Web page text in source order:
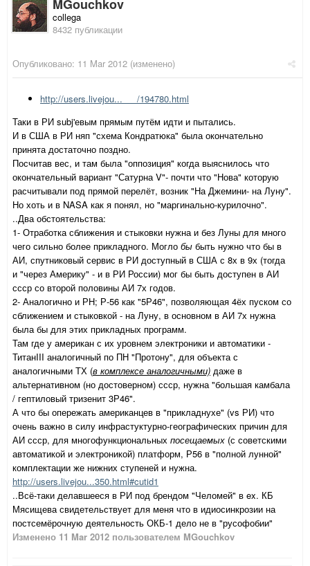
MGouchkov
collega
8432 публикации
Опубликовано: 11 Mar 2012 (изменено)
http://users.livejou...___/194780.html
Таки в РИ subj'евым прямым путём идти и пытались.
И в США в РИ няп "схема Кондратюка" была окончательно
принята достаточно поздно.
Посчитав вес, и там была "оппозиция" когда выяснилось что
окончательный вариант "Сатурна V"- почти что "Нова" которую
расчитывали под прямой перелёт, возник "На Джемини- на Луну".
Но хоть и в NASA как я понял, но "маргинально-курилочно".
..Два обстоятельства:
1- Отработка сближения и стыковки нужна и без Луны для много
чего сильно более прикладного. Могло бы быть нужно что бы в
АИ, спутниковый сервис в РИ доступный в США с 8х в 9х (тогда
и "через Америку" - и в РИ России) мог бы быть доступен в АИ
ссср со второй половины АИ 7х годов.
2- Аналогично и РН; Р-56 как "5Р46", позволяющая 4ёх пуском со
сближением и стыковкой - на Луну, в основном в АИ 7х нужна
была бы для этих прикладных программ.
Там где у американ с их уровнем электроники и автоматики -
ТитанIII аналогичный по ПН "Протону", для объекта с
аналогичными ТХ (в комплексе аналогичными) даже в
альтернативном (но достоверном) ссср, нужна "большая камбала
/ гептиловый тризенит 3Р46".
А что бы опережать американцев в "прикладнухе" (vs РИ) что
очень важно в силу инфрастуктурно-географических причин для
АИ ссср, для многофункциональных посещаемых (с советскими
автоматикой и электроникой) платформ, Р56 в "полной лунной"
комплектации же нижних ступеней и нужна.
http://users.livejou...350.html#cutid1
..Всё-таки делавшееся в РИ под брендом "Челомей" в ex. КБ
Мясищева свидетельствует для меня что в идиосинкрозии на
постсемёрочную деятельность ОКБ-1 дело не в "русофобии"
Изменено 11 Mar 2012 пользователем MGouchkov